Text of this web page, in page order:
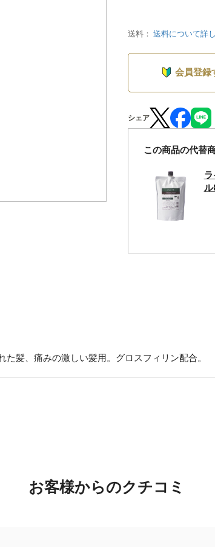
送料： 送料について詳
会員登録
シェア
この商品の代替
髪、痛みの激しい髪用。グロスフィリン配合。
お客様からのクチコミ